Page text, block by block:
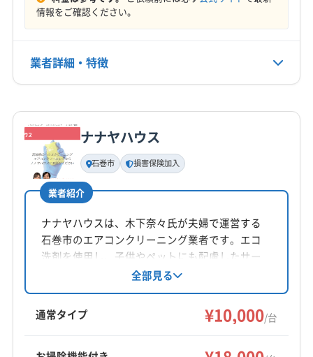
定休日
電話番号
公式HP
公式サイトを見る
情報をご確認ください。
業者詳細・特徴
基本情報
代表者名
米山幸利
所在地
宮城県仙台市宮城野区鶴ケ谷4-5-11
対応地域
仙台市宮城野区
仙台市青葉区
仙台市泉区
仙台市太白区 塩竈市 角田市
岩沼市
栗原市
石巻市 登米市
東松島市
遠田郡涌谷町
加美郡加美町 加美郡色麻町
ナナヤハウス
石巻市 損害保険加入
業者紹介
ナナヤハウスは、木下奈々氏が夫婦で運営する
石巻市のエアコンクリーニング業者です。エコ
洗剤を使用し、子供やペットにも配慮したサー
ビスを提供。損害保険加入済みです。夫婦なら
ではの連携と丁寧な作業が特徴です。
全部見る
通常タイプ ¥10,000/台